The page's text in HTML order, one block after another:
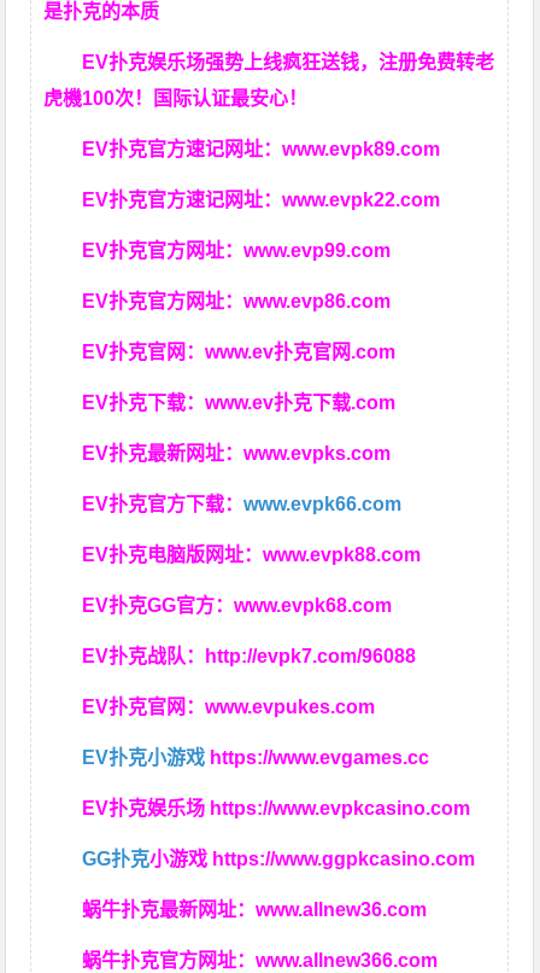
是扑克的本质
EV扑克娱乐场强势上线疯狂送钱，注册免费转老
虎機100次！国际认证最安心！
EV扑克官方速记网址：www.evpk89.com
EV扑克官方速记网址：www.evpk22.com
EV扑克官方网址：www.evp99.com
EV扑克官方网址：www.evp86.com
EV扑克官网：www.ev扑克官网.com
EV扑克下载：www.ev扑克下载.com
EV扑克最新网址：www.evpks.com
EV扑克官方下载：www.evpk66.com
EV扑克电脑版网址：www.evpk88.com
EV扑克GG官方：www.evpk68.com
EV扑克战队： http://evpk7.com/96088
EV扑克官网：www.evpukes.com
EV扑克小游戏 https://www.evgames.cc
EV扑克娱乐场 https://www.evpkcasino.com
GG扑克小游戏 https://www.ggpkcasino.com
蜗牛扑克最新网址：www.allnew36.com
蜗牛扑克官方网址：www.allnew366.com